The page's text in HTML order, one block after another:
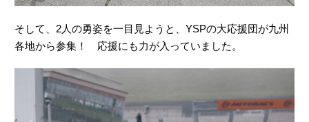
そして、2人の勇姿を一目見ようと、YSPの大応援団が九州
各地から参集！ 応援にも力が入っていました。